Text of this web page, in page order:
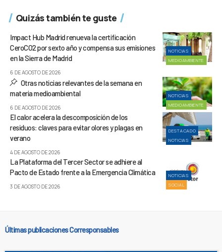
Quizás también te guste
NOTICIAS
MEDIOAMBIENTE
Impact Hub Madrid renueva la certificación
CeroCO2 por sexto año y compensa sus emisiones
en la Sierra de Madrid
6 DE AGOSTO DE 2026
NOTICIAS
MEDIOAMBIENTE
Otras noticias relevantes de la semana en
materia medioambiental
6 DE AGOSTO DE 2026
DESTACADO
NOTICIAS
El calor acelera la descomposición de los
residuos: claves para evitar olores y plagas en
verano
4 DE AGOSTO DE 2026
NOTICIAS
SOCIAL
La Plataforma del Tercer Sector se adhiere al
Pacto de Estado frente a la Emergencia Climática
3 DE AGOSTO DE 2026
Últimas publicaciones Corresponsables